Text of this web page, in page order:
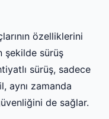
özelliklerini
şekilde sürüş
sürüş, sadece
aynı zamanda
de sağlar.